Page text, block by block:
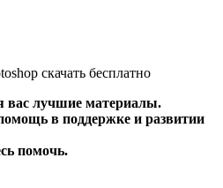
вас лучшие материалы.
в поддержке и развитии
помочь.